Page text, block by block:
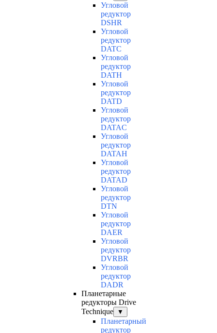
Угловой
редуктор
DSHR
Угловой
редуктор
DATC
Угловой
редуктор
DATH
Угловой
редуктор
DATD
Угловой
редуктор
DATAC
Угловой
редуктор
DATAH
Угловой
редуктор
DATAD
Угловой
редуктор
DTN
Угловой
редуктор
DAER
Угловой
редуктор
DVRBR
Угловой
редуктор
DADR
Планетарные
редукторы Drive
Technique
▼
Планетарный
редуктор